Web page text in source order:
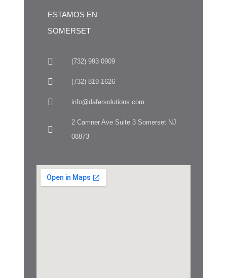
ESTAMOS EN
SOMERSET
(732) 993 0909
(732) 819-1626
info@dafersolutions.com
2 Camner Ave Suite 3 Somerset NJ
08873